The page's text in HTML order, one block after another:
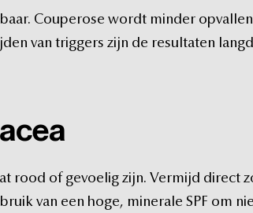
Couperose wordt minder
van triggers zijn de resultaten
rood of gevoelig zijn. Vermijd direct
van een hoge, minerale SPF om